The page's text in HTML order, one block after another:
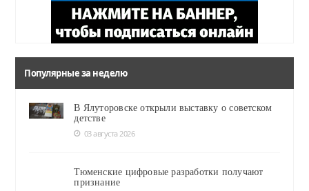
Популярные за неделю
В Ялуторовске открыли выставку о советском
детстве
03 августа 2026
Тюменские цифровые разработки получают
признание